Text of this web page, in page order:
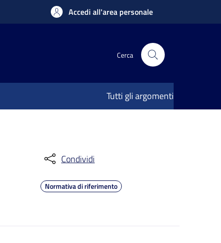
Accedi all'area personale
Cerca
Tutti gli argomenti
Condividi
Normativa di riferimento